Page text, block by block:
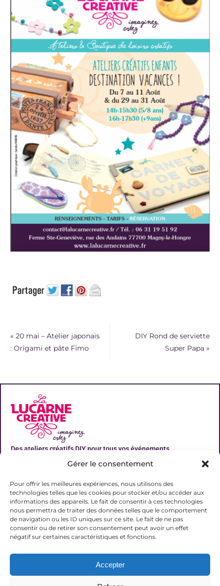
Gérer le consentement
Pour offrir les meilleures expériences, nous utilisons des
technologies telles que les cookies pour stocker et/ou accéder aux
informations des appareils. Le fait de consentir à ces technologies
nous permettra de traiter des données telles que le comportement
de navigation ou les ID uniques sur ce site. Le fait de ne pas
consentir ou de retirer son consentement peut avoir un effet
négatif sur certaines caractéristiques et fonctions.
Accepter
« 20 mai – Atelier japonais
: Origami et pâte Fimo
DIY Rond de serviette
Super Papa »
Des ateliers créatifs DIY pour tous vos événements
Liens utiles
Contact
06 31 19 51 92
contact@lalucarnecreative.fr
77700 Magny le Hongre